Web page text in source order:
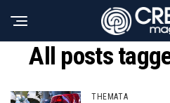
All posts
THEMATA